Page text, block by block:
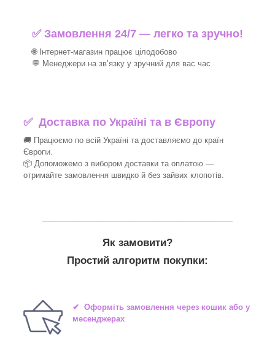
✅ Замовлення 24/7 — легко та зручно!
🌐 Інтернет-магазин працює цілодобово
💬 Менеджери на зв’язку у зручний для вас час
✅Доставка по Україні та в Європу
🚚 Працюємо по всій Україні та доставляємо до країн
Європи.
📦 Допоможемо з вибором доставки та оплатою —
отримайте замовлення швидко й без зайвих клопотів.
Як замовити?
Простий алгоритм покупки:
✔ Оформіть замовлення через кошик або у
месенджерах